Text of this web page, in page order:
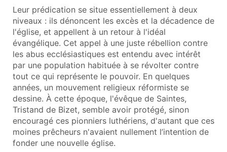
Leur prédication se situe essentiellement à deux
niveaux : ils dénoncent les excès et la décadence de
l'église, et appellent à un retour à l'idéal
évangélique. Cet appel à une juste rébellion contre
les abus ecclésiastiques est entendu avec intérêt
par une population habituée à se révolter contre
tout ce qui représente le pouvoir. En quelques
années, un mouvement religieux réformiste se
dessine. À cette époque, l'évêque de Saintes,
Tristand de Bizet, semble avoir protégé, sinon
encouragé ces pionniers luthériens, d'autant que ces
moines prêcheurs n'avaient nullement l’intention de
fonder une nouvelle église.